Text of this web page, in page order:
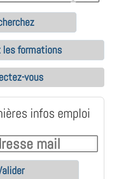
les formations
vous
infos emploi